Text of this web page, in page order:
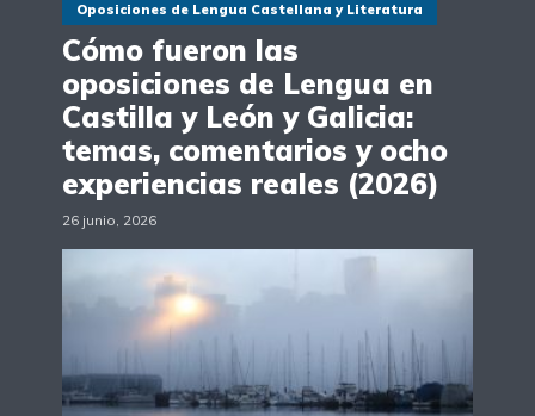
Oposiciones de Lengua Castellana y Literatura
Cómo fueron las
oposiciones de Lengua en
Castilla y León y Galicia:
temas, comentarios y ocho
experiencias reales (2026)
26 junio, 2026